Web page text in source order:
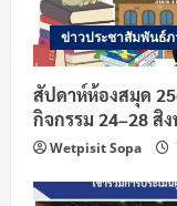
ข่าวประชาสัมพันธ์
สัปดาห์ห้องสมุด
กิจกรรม 24–28 สิ
Wetpisit Sopa